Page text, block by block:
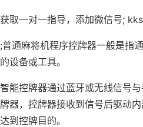
取一对一指导，添加微信号;
通麻将机程序控牌器一般是指
设备或工具。
能控牌器通过蓝牙或无线信号
器，控牌器接收到信号后驱动
到控牌目的。